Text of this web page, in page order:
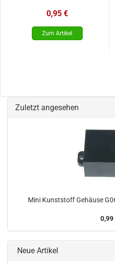
0,95 €
Zuletzt angesehen
Mini Kunststoff Gehäuse
0,99
Neue Artikel